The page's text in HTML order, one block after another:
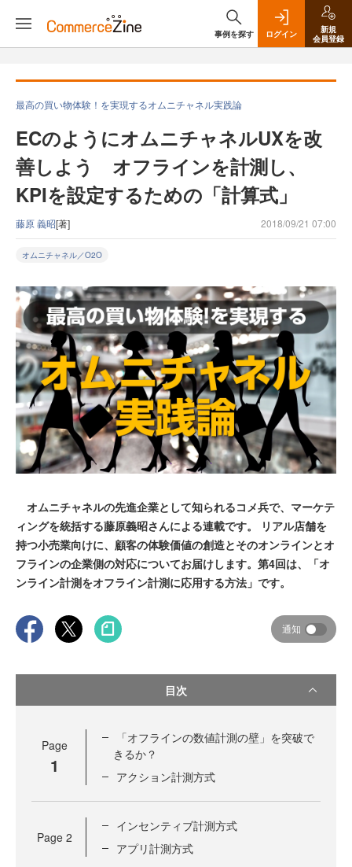
事例を探す ログイン
新規
会員登録
最高の買い物体験！を実現するオムニチャネル実践論
ECのようにオムニチャネルUXを改
善しよう オフラインを計測し、
KPIを設定するための「計算式」
藤原 義昭[著] 2018/09/21 07:00
オムニチャネル／O2O
オムニチャネルの先進企業として知られるコメ兵で、マーケテ
ィングを統括する藤原義昭さんによる連載です。 リアル店舗を
持つ小売業向けに、顧客の体験価値の創造とそのオンラインとオ
フラインの企業側の対応についてお届けします。第4回は、「オ
ンライン計測をオフライン計測に応用する方法」です。
通知
目次
Page
1
「オフラインの数値計測の壁」を突破で
きるか？
アクション計測方式
Page 2
インセンティブ計測方式
アプリ計測方式